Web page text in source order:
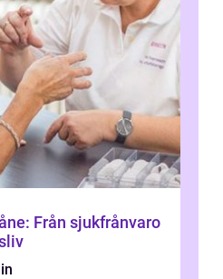
Från sjukfrånvaro